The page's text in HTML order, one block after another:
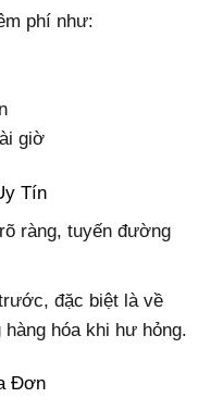
phí như:
giờ
Tín
ràng, tuyến đường
đặc biệt là về
hóa khi hư hỏng.
Đơn